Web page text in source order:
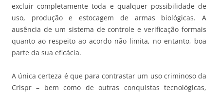
excluir completamente toda e qualquer possibilidade de
uso, produção e estocagem de armas biológicas. A
ausência de um sistema de controle e verificação formais
quanto ao respeito ao acordo não limita, no entanto, boa
parte da sua eficácia.
A única certeza é que para contrastar um uso criminoso da
Crispr – bem como de outras conquistas tecnológicas,